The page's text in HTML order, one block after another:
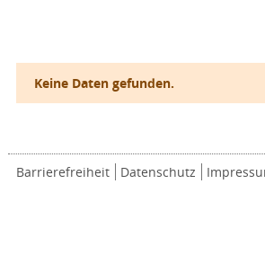
Keine Daten gefunden.
Barrierefreiheit Datenschutz